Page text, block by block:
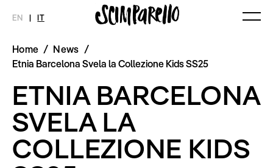
EN | IT
MAGAZINE
Archivio
NOVITÀ
Editoriali
Styling Tips
Video
INTERVIEW SCIMPARELLO
Home / News /
Etnia Barcelona Svela la Collezione Kids SS25
ETNIA BARCELONA
SVELA LA
COLLEZIONE KIDS